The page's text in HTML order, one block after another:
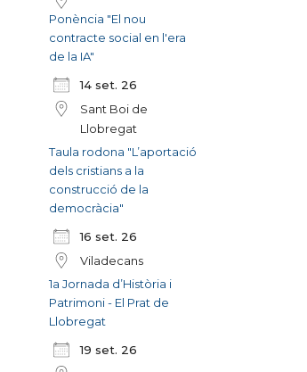
Ponència "El nou
contracte social en l'era
de la IA"
14 set. 26
Sant Boi de
Llobregat
Taula rodona "L’aportació
dels cristians a la
construcció de la
democràcia"
16 set. 26
Viladecans
1a Jornada d’Història i
Patrimoni - El Prat de
Llobregat
19 set. 26